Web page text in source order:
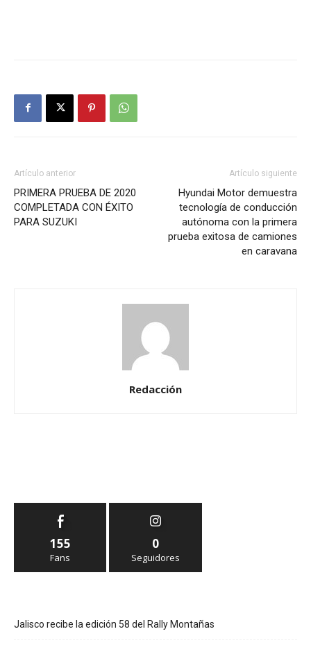
Artículo anterior
PRIMERA PRUEBA DE 2020
COMPLETADA CON ÉXITO
PARA SUZUKI
Artículo siguiente
Hyundai Motor demuestra
tecnología de conducción
autónoma con la primera
prueba exitosa de camiones
en caravana
Redacción
155
Fans
0
Seguidores
Jalisco recibe la edición 58 del Rally Montañas